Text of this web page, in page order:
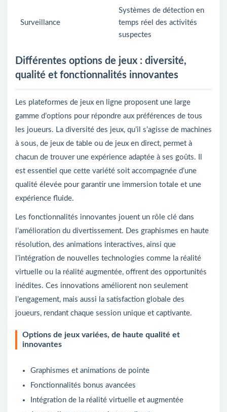
Surveillance
Systèmes de détection en
temps réel des activités
suspectes
Différentes options de jeux : diversité,
qualité et fonctionnalités innovantes
Les plateformes de jeux en ligne proposent une large
gamme d’options pour répondre aux préférences de tous
les joueurs. La diversité des jeux, qu’il s’agisse de machines
à sous, de jeux de table ou de jeux en direct, permet à
chacun de trouver une expérience adaptée à ses goûts. Il
est essentiel que cette variété soit accompagnée d’une
qualité élevée pour garantir une immersion totale et une
expérience fluide.
Les fonctionnalités innovantes jouent un rôle clé dans
l’amélioration du divertissement. Des graphismes en haute
résolution, des animations interactives, ainsi que
l’intégration de nouvelles technologies comme la réalité
virtuelle ou la réalité augmentée, offrent des opportunités
inédites. Ces innovations améliorent non seulement
l’engagement, mais aussi la satisfaction globale des
joueurs, rendant chaque session unique et captivante.
Options de jeux variées, de haute qualité et
innovantes
Graphismes et animations de pointe
Fonctionnalités bonus avancées
Intégration de la réalité virtuelle et augmentée